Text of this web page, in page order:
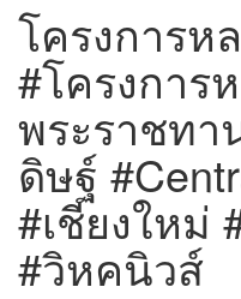
โครงการห
#โครงการ
พระราชท
ดิษฐ์
#เชียงใหม่
#วิหคนิวส์